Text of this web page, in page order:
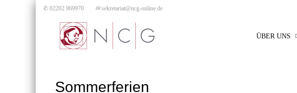
✆ 02202 969970 ✉sekretariat@ncg-online.de
ÜBER UNS
Sommerferien